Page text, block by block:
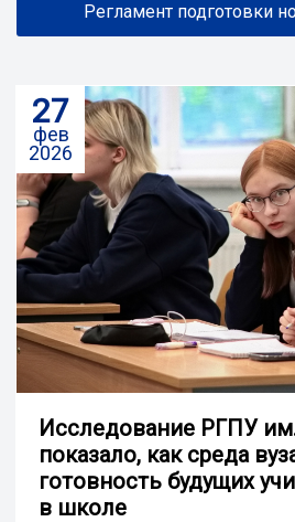
27
фев
2026
Исследование РГПУ
показало, как среда
готовность будущих
в школе
Регламент подготовки